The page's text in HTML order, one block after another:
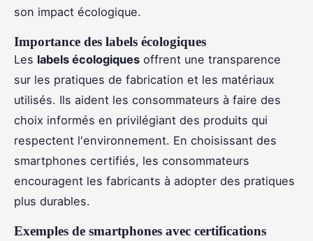
son impact écologique.
Importance des labels écologiques
Les labels écologiques offrent une transparence
sur les pratiques de fabrication et les matériaux
utilisés. Ils aident les consommateurs à faire des
choix informés en privilégiant des produits qui
respectent l'environnement. En choisissant des
smartphones certifiés, les consommateurs
encouragent les fabricants à adopter des pratiques
plus durables.
Exemples de smartphones avec certifications